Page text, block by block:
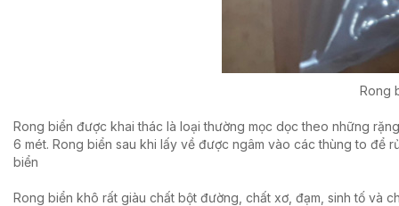
Rong
Rong biển được khai thác là loại thường mọc dọc theo những
6 mét. Rong biển sau khi lấy về được ngâm vào các thùng to
biển
Rong biển khô rất giàu chất bột đường, chất xơ, đạm, sinh tố và